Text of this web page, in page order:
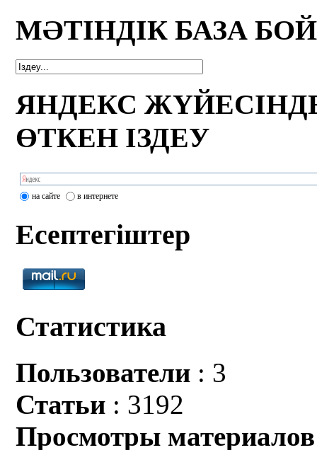
МӘТІНДІК БАЗА
ЯНДЕКС
ӨТКЕН ІЗДЕУ
на сайте в интернете
Есептегіштер
Статистика
Пользователи : 3
Статьи : 3192
Просмотры материалов